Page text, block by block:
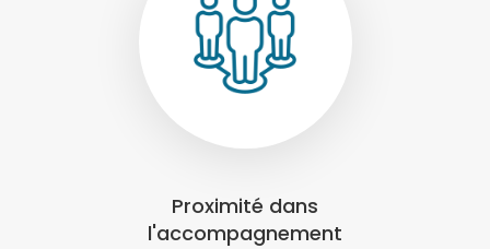
Proximité dans
l'accompagnement